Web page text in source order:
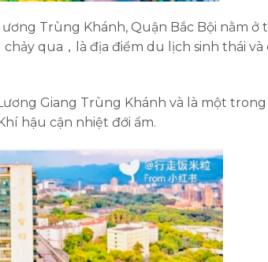
Trùng Khánh, Quận Bắc Bội nằm ở
qua，là địa điểm du lịch sinh thái và
Giang Trùng Khánh và là một trong
hậu cận nhiệt đới ẩm.